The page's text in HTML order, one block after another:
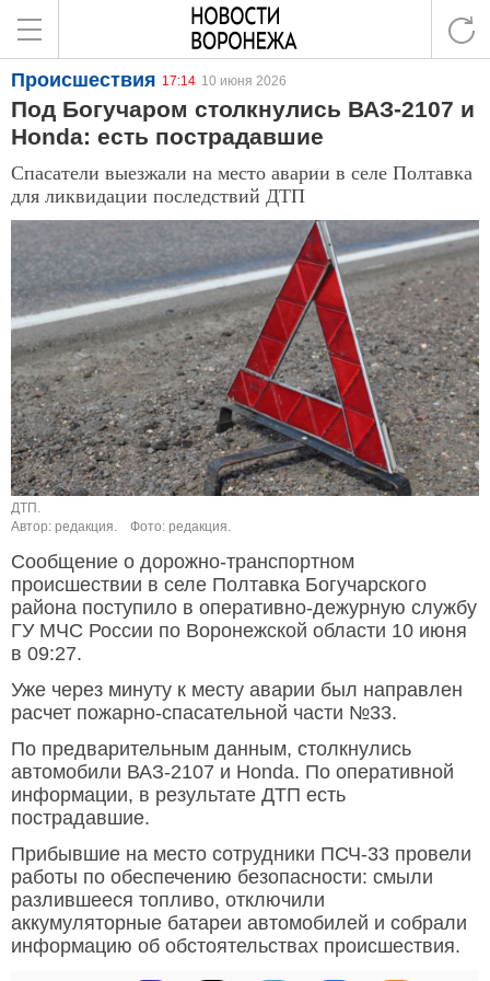
Происшествия 17:14 10 июня 2026
Под Богучаром столкнулись ВАЗ-2107 и
Honda: есть пострадавшие
Спасатели выезжали на место аварии в селе Полтавка
для ликвидации последствий ДТП
ДТП.
Автор: редакция.
Фото: редакция.
Сообщение о дорожно-транспортном
происшествии в селе Полтавка Богучарского
района поступило в оперативно-дежурную службу
ГУ МЧС России по Воронежской области 10 июня
в 09:27.
Уже через минуту к месту аварии был направлен
расчет пожарно-спасательной части №33.
По предварительным данным, столкнулись
автомобили ВАЗ-2107 и Honda. По оперативной
информации, в результате ДТП есть
пострадавшие.
Прибывшие на место сотрудники ПСЧ-33 провели
работы по обеспечению безопасности: смыли
разлившееся топливо, отключили
аккумуляторные батареи автомобилей и собрали
информацию об обстоятельствах происшествия.